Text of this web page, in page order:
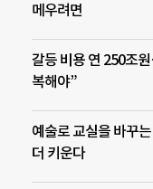
메우려면
갈등 비용 연 250조
복해야”
예술로 교실을 바꾸
더 키운다